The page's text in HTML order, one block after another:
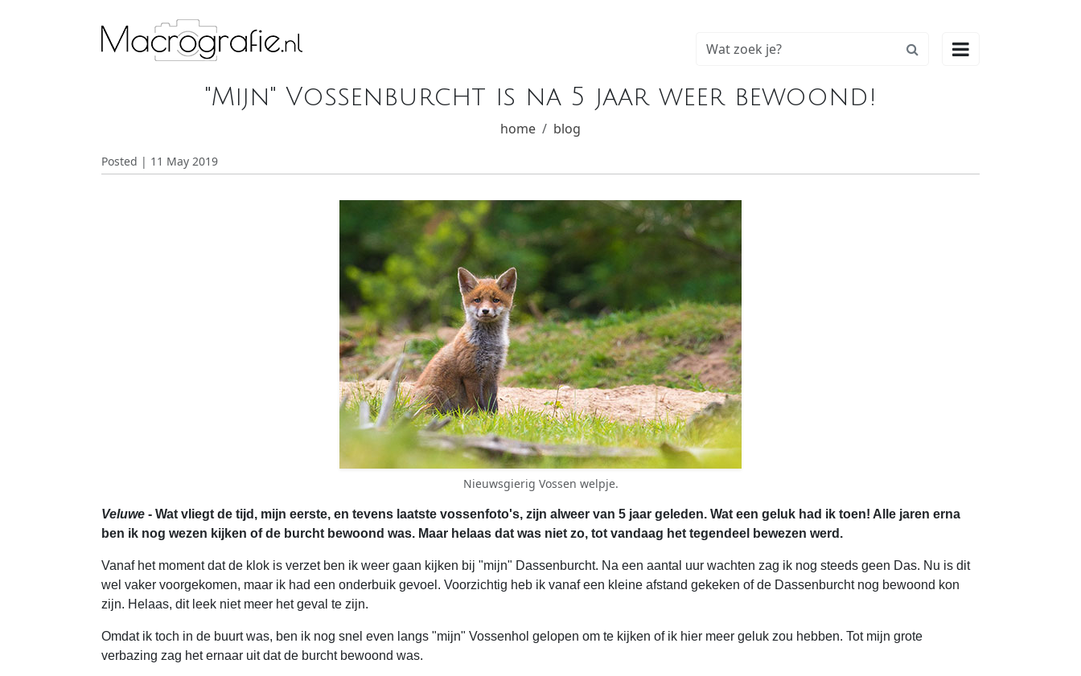

"Mijn" Vossenburcht is na 5 jaar weer bewoond!
home blog
Posted | 11 May 2019
Nieuwsgierig Vossen welpje.
Veluwe - Wat vliegt de tijd, mijn eerste, en tevens laatste vossenfoto's, zijn alweer van 5 jaar geleden. Wat een geluk had ik toen! Alle jaren erna
ben ik nog wezen kijken of de burcht bewoond was. Maar helaas dat was niet zo, tot vandaag het tegendeel bewezen werd.
Vanaf het moment dat de klok is verzet ben ik weer gaan kijken bij "mijn" Dassenburcht. Na een aantal uur wachten zag ik nog steeds geen Das. Nu is dit
wel vaker voorgekomen, maar ik had een onderbuik gevoel. Voorzichtig heb ik vanaf een kleine afstand gekeken of de Dassenburcht nog bewoond kon
zijn. Helaas, dit leek niet meer het geval te zijn.
Omdat ik toch in de buurt was, ben ik nog snel even langs "mijn" Vossenhol gelopen om te kijken of ik hier meer geluk zou hebben. Tot mijn grote
verbazing zag het ernaar uit dat de burcht bewoond was.